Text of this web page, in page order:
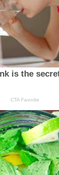
is the
CTA Favorite